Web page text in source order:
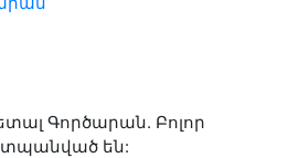
Գործարան. Բոլոր
են: